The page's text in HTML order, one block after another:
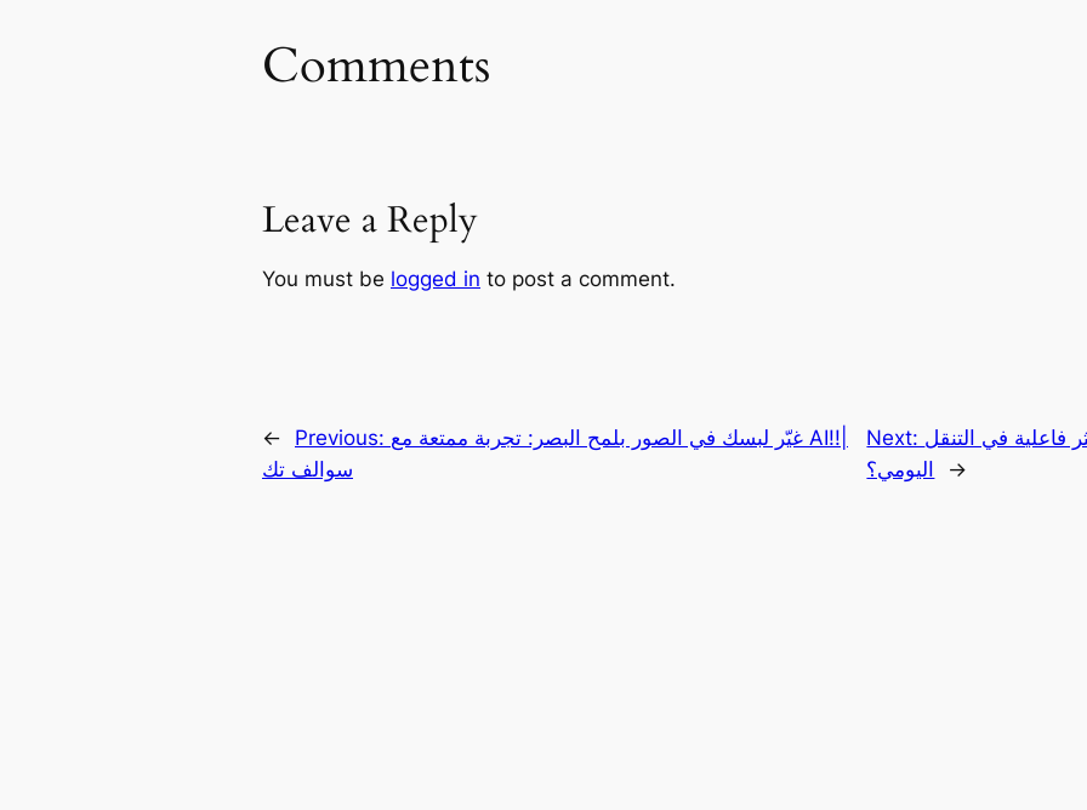
Comments
Leave a Reply
You must be logged in to post a comment.
← Previous: غيّر لبسك في الصور بلمح البصر: تجربة ممتعة مع AI!!|
سوالف تك
Next: في التنقل
اليومي؟
→